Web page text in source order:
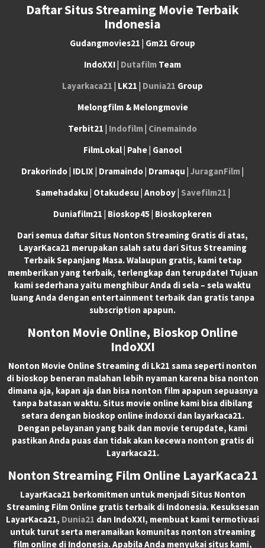
Daftar Situs Streaming Movie Terbaik
Indonesia
Gudangmovies21 | Gm21 Group
IndoXXI | Dutafilm Team
Layarkaca21 | LK21 | Dunia21 Group
Melongfilm & Melongmovie
Terbit21 | Indofilm| Cinemaindo
FilmLokal | Pahe | Ganool
Drakorindo | IDLIX | Dramaindo | Dramaqu | JuraganFilm|
Samehadaku | Otakudesu | Anoboy | Savefilm21 |
Duniafilm21 | Bioskop45 | Bioskopkeren
Dari semua daftar Situs Nonton Streaming Gratis di atas,
LayarKaca21 merupakan salah satu dari Situs Streaming
Terbaik Sepanjang Masa. Walaupun gratis, kami tetap
memberikan yang terbaik, terlengkap dan terupdate! Tujuan
kami sederhana yaitu menghibur Anda di sela – sela waktu
luang Anda dengan entertainment terbaik dan gratis tanpa
subscription apapun.
Nonton Movie Online, Bioskop Online
IndoXXI
Nonton Movie Online Streaming di Lk21 sama seperti nonton
di bioskop beneran malahan lebih nyaman karena bisa nonton
dimana aja, kapan aja dan bisa nonton film apapun sepuasnya
tanpa batasan waktu. Situs movie online kami bisa dibilang
setara dengan bioskop online indoxxi dan layarkaca21.
Dengan pelayanan yang baik dan movie terupdate, kami
pastikan Anda puas dan tidak akan kecewa nonton gratis di
Layarkaca21.
Nonton Streaming Film Online LayarKaca21
LayarKaca21 berkomitmen untuk menjadi Situs Nonton
Streaming Film Online gratis terbaik di Indonesia. Kesuksesan
LayarKaca21, Dunia21 dan IndoXXI, membuat kami termotivasi
untuk turut serta meramaikan komunitas nonton streaming
film online di Indonesia. Apabila Anda menyukai situs kami,